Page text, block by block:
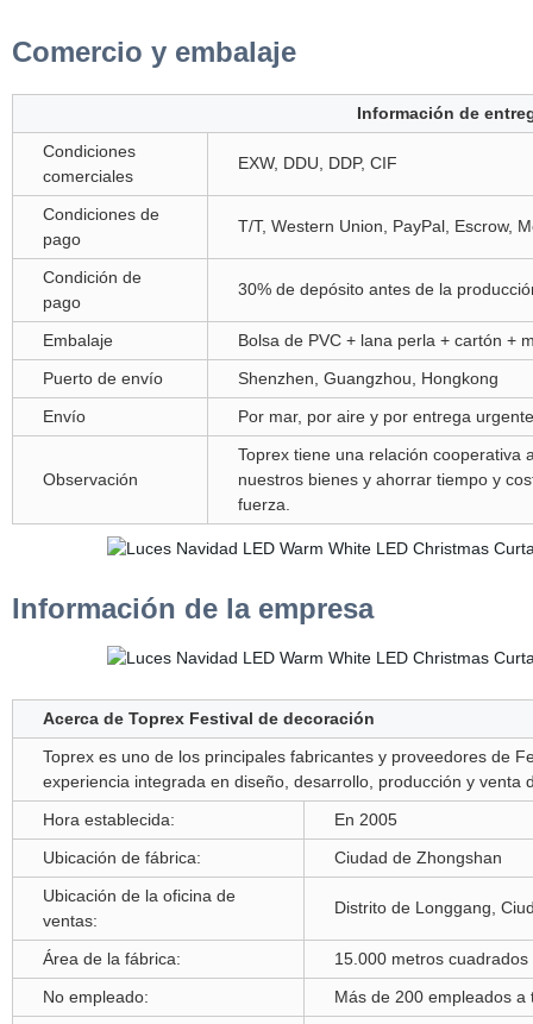
Comercio y embalaje
Información de
Condiciones
comerciales
EXW, DDU, DDP, CIF
Condiciones de
pago
T/T, Western Union, PayPal, Escrow,
Condición de
pago
30% de depósito antes de la
Embalaje
Bolsa de PVC + lana perla + cartón +
Puerto de envío
Shenzhen, Guangzhou, Hongkong
Envío
Por mar, por aire y por entrega urgente
Observación
Toprex tiene una relación cooperativa
nuestros bienes y ahorrar tiempo y
fuerza.
Información de la empresa
Acerca de Toprex Festival de decoración
Toprex es uno de los principales fabricantes y proveedores de
experiencia integrada en diseño, desarrollo, producción y venta
Hora establecida:
En 2005
Ubicación de fábrica:
Ciudad de Zhongshan
Ubicación de la oficina de
ventas:
Distrito de Longgang,
Área de la fábrica:
15.000 metros cuadrados
No empleado:
Más de 200 empleados a